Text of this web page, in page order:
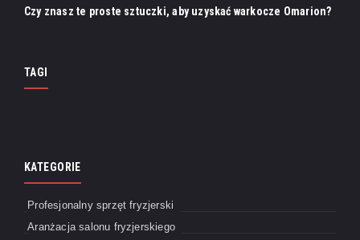
Czy znasz te proste sztuczki, aby uzyskać warkocze Omarion?
TAGI
KATEGORIE
Profesjonalny sprzęt fryzjerski
Aranżacja salonu fryzjerskiego